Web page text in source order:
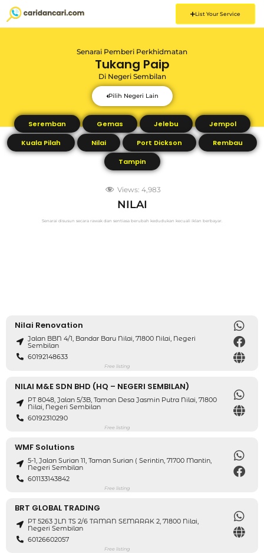
List Your Service
Senarai Pemberi Perkhidmatan
Tukang Paip
Di Negeri Sembilan
Pilih Negeri Lain
Seremban Gemas Jelebu
Jempol
Kuala Pilah
Nilai Port Dickson
Rembau
Tampin
Views: 4,983
NILAI
Senarai disusun secara rawak dan sentiasa berubah kedudukan kecuali iklan berbayar.
Nilai Renovation
Jalan BBN 4/1, Bandar Baru Nilai, 71800 Nilai, Negeri
Sembilan
60192148633
Free listing
NILAI M&E SDN BHD (HQ – NEGERI SEMBILAN)
PT 8048, Jalan 5/3B, Taman Desa Jasmin Putra Nilai, 71800
Nilai, Negeri Sembilan
60192310290
Free listing
WMF Solutions
5-1, Jalan Surian 11, Taman Surian ( Serintin, 71700 Mantin,
Negeri Sembilan
601133143842
Free listing
BRT GLOBAL TRADING
PT 5263 JLN TS 2/6 TAMAN SEMARAK 2, 71800 Nilai,
Negeri Sembilan
60126602057
Free listing